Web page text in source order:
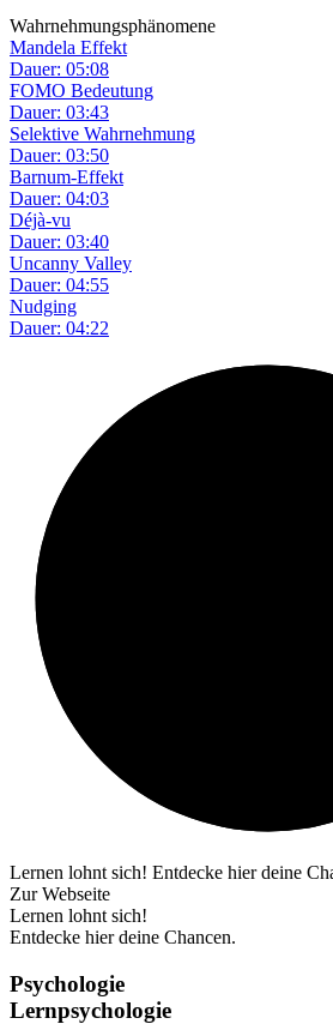
Wahrnehmungsphänomene
Mandela Effekt
Dauer: 05:08
FOMO Bedeutung
Dauer: 03:43
Selektive Wahrnehmung
Dauer: 03:50
Barnum-Effekt
Dauer: 04:03
Déjà-vu
Dauer: 03:40
Uncanny Valley
Dauer: 04:55
Nudging
Dauer: 04:22
Lernen lohnt sich! Entdecke hier deine
Zur Webseite
Lernen lohnt sich!
Entdecke hier deine Chancen.
Psychologie
Lernpsychologie